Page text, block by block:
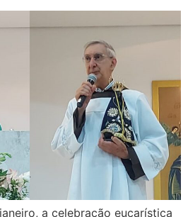
a celebração eucarística